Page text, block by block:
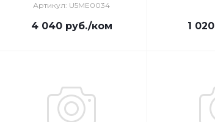
Артикул: U5ME0034
4 040руб./ком 1 020